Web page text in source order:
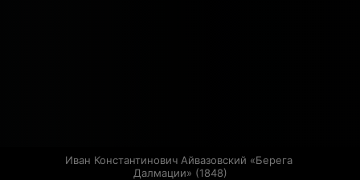
Иван Константинович Айвазовский «Берега
Далмации» (1848)